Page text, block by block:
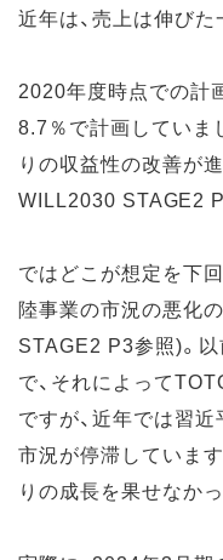
近年は、売上は伸び
2020年度時点での計
8.7％で計画していま
りの収益性の改善が
WILL2030 STAGE2
ではどこが想定を下
陸事業の市況の悪化
STAGE2 P3参照)。
で、それによって
ですが、近年では習
市況が停滞していま
りの成長を果せなか